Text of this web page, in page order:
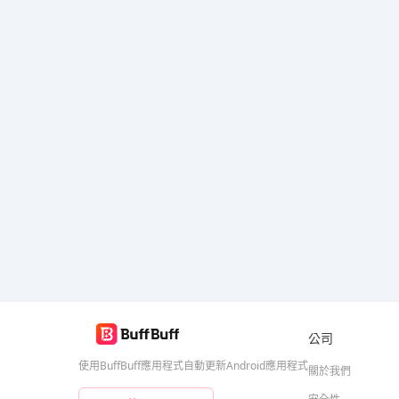
使用BuffBuff應用程式自動更新Android應用程式
公司
關於我們